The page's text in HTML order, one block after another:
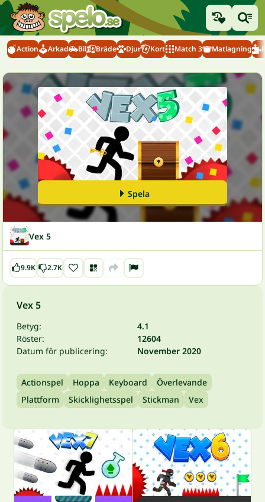
Action Arkad Bil Bräde Djur Kort Match 3 Matlagning
Spela
Vex 5
9.9K 2.7K
Vex 5
Betyg:
4.1
Röster:
12604
Datum för publicering:
November 2020
Actionspel Hoppa Keyboard
Överlevande
Plattform
Skicklighetsspel Stickman Vex